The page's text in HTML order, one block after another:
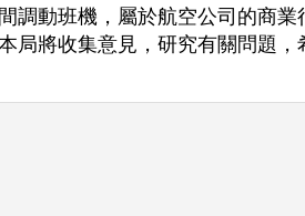
動班機，屬於航空公司的商
將收集意見，研究有關問題，